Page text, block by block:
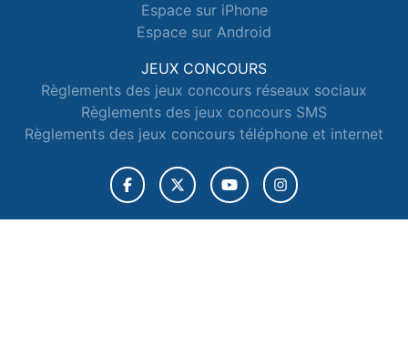
Espace sur iPhone
Espace sur Android
JEUX CONCOURS
Règlements des jeux concours réseaux sociaux
Règlements des jeux concours SMS
Règlements des jeux concours téléphone et internet